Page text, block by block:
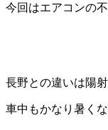
今回はエアコンの
長野との違いは陽
車中もかなり暑く